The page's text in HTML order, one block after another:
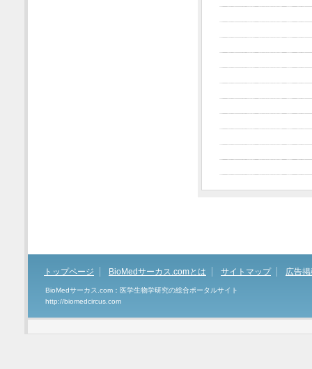
トップページ BioMedサーカス.comとは サイトマップ 広告
BioMedサーカス.com：医学生物学研究の総合ポータルサイト
http://biomedcircus.com